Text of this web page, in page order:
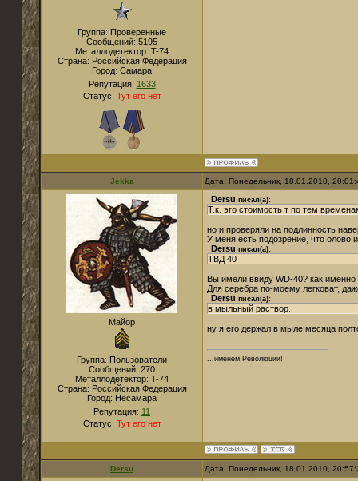
Группа: Проверенные
Сообщений: 5195
Металлодетектор: T-74
Страна: Российская Федерация
Город: Самара
Репутация: 1633
Статус: Тут его нет
Jekka Дата: Понедельник, 18.01.2010,
Майор
Группа: Пользователи
Сообщений: 270
Металлодетектор: T-74
Страна: Российская Федерация
Город: Несамара
Репутация: 11
Статус: Тут его нет
Dersu писал(а):
Т.к. эго стоимость т по тем
но и проверяли на подлинность
У меня есть подозрение, что олово
Dersu писал(а):
ТВД 40
Вы имели ввиду WD-40? как именно
Для серебра по-моему легковат,
Dersu писал(а):
в мыльный раствор.
ну я его держал в мыле месяца
...именем Революции!
Dersu Дата: Понедельник, 18.01.2010,